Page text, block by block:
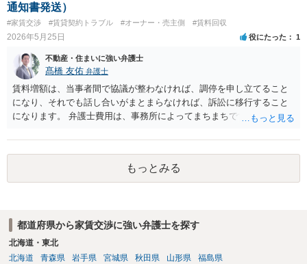
通知書発送）
#家賃交渉 #賃貸契約トラブル #オーナー・売主側 #賃料回収
2026年5月25日 役にたった 1
不動産・住まいに強い弁護士
髙橋 友佑 弁護士
賃料増額は、当事者間で協議が整わなければ、調停を申し立てること
になり、それでも話し合いがまとまらなければ、訴訟に移行すること
になります。 弁護士費用は、事務所によってまちまちですが、調停の
円以上としている事務所が多いように思います。これとは別途に、成
果に応じた成功報酬も発生します。 さらに、賃料増額調停では、イン
ターネット等で収集した資料を基に話し合うこともありますが（な
お、生成ＡＩは根拠資料とはできません）、訴訟では、不動産の適正
あります。 これらコストと、増額を受けられる賃料とを比較考量し
て、実際に手続きを進めていくのかご判断いただくことになります。
まずは、お近くの弁護士にご相談ください。
もっとみる
都道府県から家賃交渉に強い弁護士を探す
北海道・東北
北海道
青森県 岩手県 宮城県 秋田県 山形県 福島県